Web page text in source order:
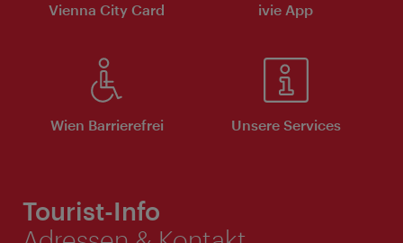
Vienna City Card ivie App
Wien Barrierefrei Unsere Services
Tourist-Info